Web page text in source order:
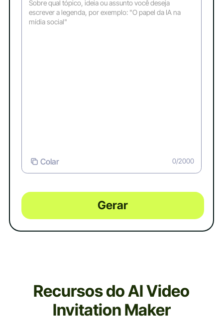
Colar 0/2000
Gerar
Recursos do AI Video
Invitation Maker